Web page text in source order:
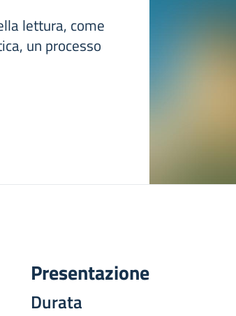
lettura, come
un processo
Presentazione
Durata